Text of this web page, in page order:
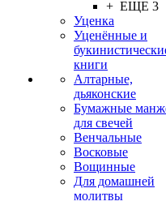
+ ЕЩЕ 3
Уценка
Уценённые и
книги
Алтарные,
дьяконские
Бумажные
для свечей
Венчальные
Восковые
Вощинные
Для домашней
молитвы